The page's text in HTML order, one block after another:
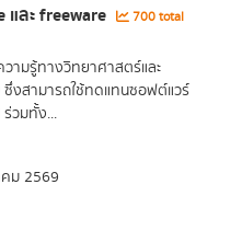
ละ freeware
700 total
ามรู้ทางวิทยาศาสตร์และ
ซึ่งสามารถใช้ทดแทนซอฟต์แวร์
วมทั้ง...
ม 2569